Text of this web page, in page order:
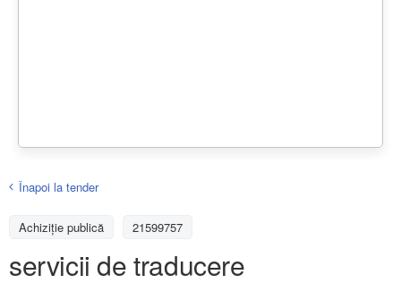
Înapoi la tender
Achiziţie publică 21599757
servicii de traducere